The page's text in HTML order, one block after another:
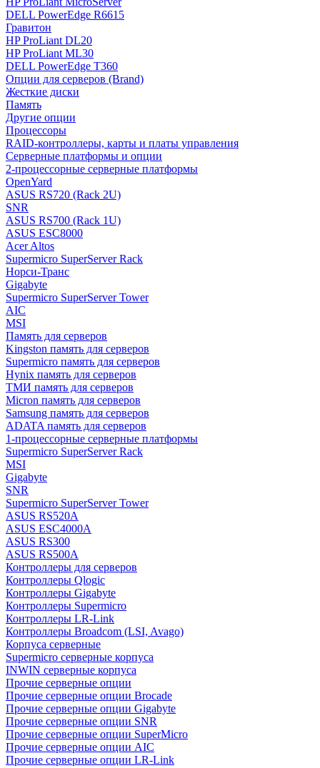
DELL PowerEdge R6615
Гравитон
HP ProLiant DL20
HP ProLiant ML30
DELL PowerEdge T360
Опции для серверов (Brand)
Жесткие диски
Память
Другие опции
Процессоры
RAID-контроллеры, карты и платы управления
Серверные платформы и опции
2-процессорные серверные платформы
OpenYard
ASUS RS720 (Rack 2U)
SNR
ASUS RS700 (Rack 1U)
ASUS ESC8000
Acer Altos
Supermicro SuperServer Rack
Норси-Транс
Gigabyte
Supermicro SuperServer Tower
AIC
MSI
Память для серверов
Kingston память для серверов
Supermicro память для серверов
Hynix память для серверов
ТМИ память для серверов
Micron память для серверов
Samsung память для серверов
ADATA память для серверов
1-процессорные серверные платформы
Supermicro SuperServer Rack
MSI
Gigabyte
SNR
Supermicro SuperServer Tower
ASUS RS520A
ASUS ESC4000A
ASUS RS300
ASUS RS500A
Контроллеры для серверов
Контроллеры Qlogic
Контроллеры Gigabyte
Контроллеры Supermicro
Контроллеры LR-Link
Контроллеры Broadcom (LSI, Avago)
Корпуса серверные
Supermicro серверные корпуса
INWIN серверные корпуса
Прочие серверные опции
Прочие серверные опции Brocade
Прочие серверные опции Gigabyte
Прочие серверные опции SNR
Прочие серверные опции SuperMicro
Прочие серверные опции AIC
Прочие серверные опции LR-Link